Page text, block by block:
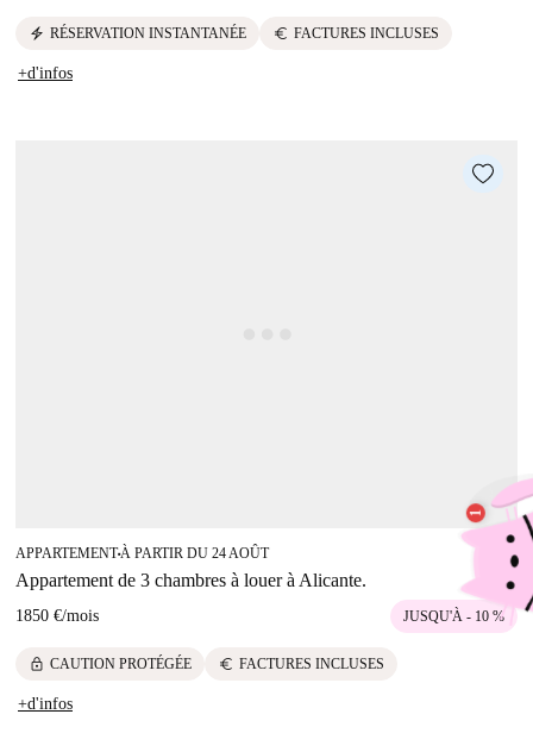
electric_bolt RÉSERVATION INSTANTANÉE euro FACTURES INCLUSES
+d'infos
APPARTEMENT■À PARTIR DU 24 AOÛT
Appartement de 3 chambres à louer à Alicante.
1850 €/mois JUSQU'À - 10 %
lock CAUTION PROTÉGÉE euro FACTURES INCLUSES
+d'infos